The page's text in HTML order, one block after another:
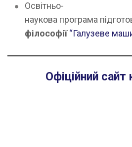
Освітньо-
наукова програма
філософії “Галузеве
Офіційний